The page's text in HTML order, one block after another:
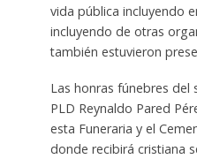
vida pública incluyendo
incluyendo de otras
también estuvieron
Las honras fúnebres del
PLD Reynaldo Pared
esta Funeraria y el
donde recibirá cristiana